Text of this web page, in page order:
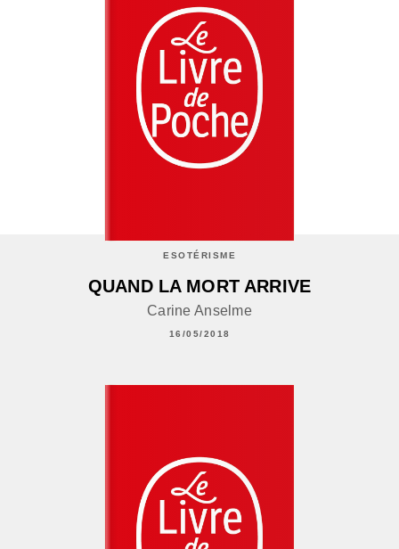
ESOTÉRISME
QUAND LA MORT ARRIVE
Carine Anselme
16/05/2018